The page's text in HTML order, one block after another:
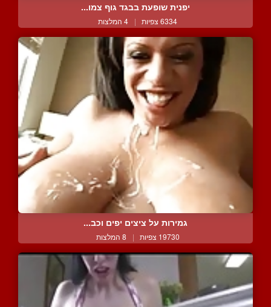
יפנית שופעת בבגד גוף צמו...
6334 צפיות | 4 המלצות
גמירות על ציצים יפים וכב...
19730 צפיות | 8 המלצות